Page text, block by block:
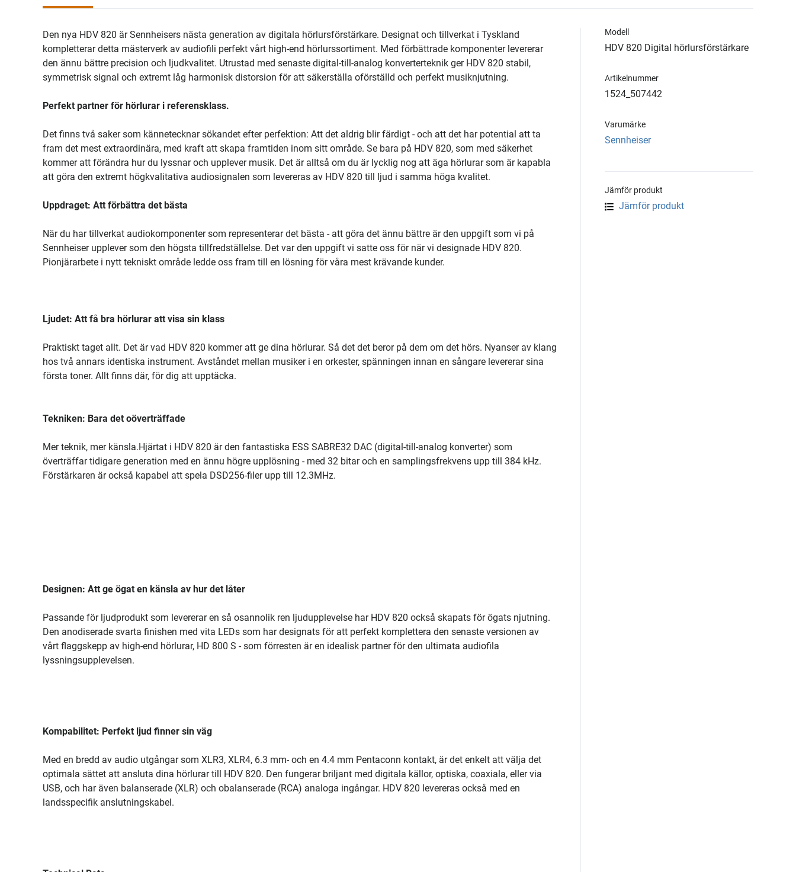
Den nya HDV 820 är Sennheisers nästa generation av digitala hörlursförstärkare. Designat och tillverkat i Tyskland
kompletterar detta mästerverk av audiofili perfekt vårt high-end hörlurssortiment. Med förbättrade komponenter levererar
den ännu bättre precision och ljudkvalitet. Utrustad med senaste digital-till-analog konverterteknik ger HDV 820 stabil,
symmetrisk signal och extremt låg harmonisk distorsion för att säkerställa oförställd och perfekt musiknjutning.
Perfekt partner för hörlurar i referensklass.
Det finns två saker som kännetecknar sökandet efter perfektion: Att det aldrig blir färdigt - och att det har potential att ta
fram det mest extraordinära, med kraft att skapa framtiden inom sitt område. Se bara på HDV 820, som med säkerhet
kommer att förändra hur du lyssnar och upplever musik. Det är alltså om du är lycklig nog att äga hörlurar som är kapabla
att göra den extremt högkvalitativa audiosignalen som levereras av HDV 820 till ljud i samma höga kvalitet.
Uppdraget: Att förbättra det bästa
När du har tillverkat audiokomponenter som representerar det bästa - att göra det ännu bättre är den uppgift som vi på
Sennheiser upplever som den högsta tillfredställelse. Det var den uppgift vi satte oss för när vi designade HDV 820.
Pionjärarbete i nytt tekniskt område ledde oss fram till en lösning för våra mest krävande kunder.
Ljudet: Att få bra hörlurar att visa sin klass
Praktiskt taget allt. Det är vad HDV 820 kommer att ge dina hörlurar. Så det det beror på dem om det hörs. Nyanser av klang
hos två annars identiska instrument. Avståndet mellan musiker i en orkester, spänningen innan en sångare levererar sina
första toner. Allt finns där, för dig att upptäcka.
Tekniken: Bara det oöverträffade
Mer teknik, mer känsla.Hjärtat i HDV 820 är den fantastiska ESS SABRE32 DAC (digital-till-analog konverter) som
överträffar tidigare generation med en ännu högre upplösning - med 32 bitar och en samplingsfrekvens upp till 384 kHz.
Förstärkaren är också kapabel att spela DSD256-filer upp till 12.3MHz.
Designen: Att ge ögat en känsla av hur det låter
Passande för ljudprodukt som levererar en så osannolik ren ljudupplevelse har HDV 820 också skapats för ögats njutning.
Den anodiserade svarta finishen med vita LEDs som har designats för att perfekt komplettera den senaste versionen av
vårt flaggskepp av high-end hörlurar, HD 800 S - som förresten är en idealisk partner för den ultimata audiofila
lyssningsupplevelsen.
Kompabilitet: Perfekt ljud finner sin väg
Med en bredd av audio utgångar som XLR3, XLR4, 6.3 mm- och en 4.4 mm Pentaconn kontakt, är det enkelt att välja det
optimala sättet att ansluta dina hörlurar till HDV 820. Den fungerar briljant med digitala källor, optiska, coaxiala, eller via
USB, och har även balanserade (XLR) och obalanserade (RCA) analoga ingångar. HDV 820 levereras också med en
landsspecifik anslutningskabel.
Modell
HDV 820 Digital hörlursförstärkare
Artikelnummer
1524_507442
Varumärke
Sennheiser
Jämför produkt
Jämför produkt